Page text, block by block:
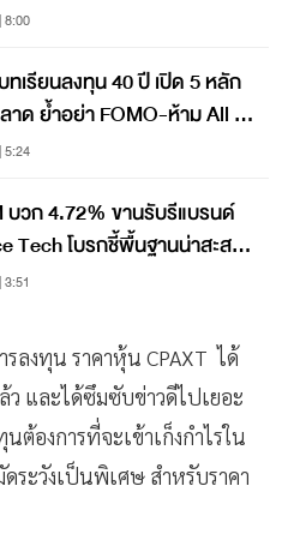
8:00
รียนลงทุน 40 ปี เปิด 5 หลัก
ด ย้ำอย่า FOMO-ห้าม All In
างมั่งคั่ง
5:24
บวก 4.72% ขานรับรีแบรนด์
Tech โบรกชี้พื้นฐานน่าสะสม
ซด์
รลงทุน ราคาหุ้น CPAXT ได้
และได้ซึมซับข่าวดีไปเยอะ
องการที่จะเข้าเก็งกำไรใน
ระวังเป็นพิเศษ สำหรับราคา